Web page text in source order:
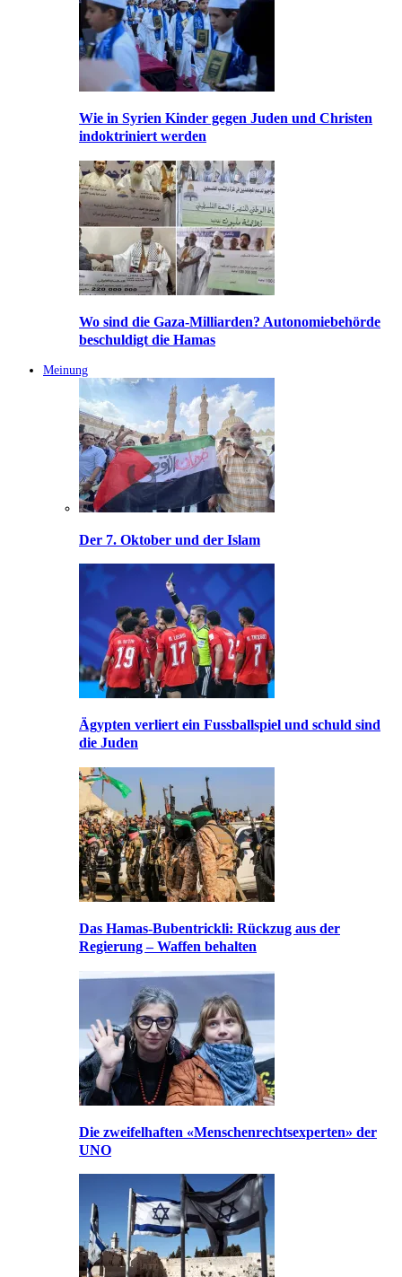
Wie in Syrien Kinder gegen Juden und Christen
indoktriniert werden
Wo sind die Gaza-Milliarden? Autonomiebehörde
beschuldigt die Hamas
Meinung
Der 7. Oktober und der Islam
Ägypten verliert ein Fussballspiel und schuld sind
die Juden
Das Hamas-Bubentrickli: Rückzug aus der
Regierung – Waffen behalten
Die zweifelhaften «Menschenrechtsexperten» der
UNO